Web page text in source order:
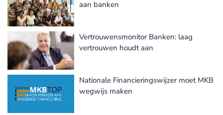
aan banken
Vertrouwensmonitor Banken: laag
vertrouwen houdt aan
Nationale Financieringswijzer moet MKB
wegwijs maken